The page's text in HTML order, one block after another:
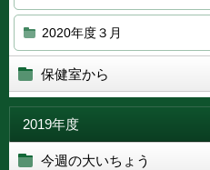
2020年度３月
保健室から
2019年度
今週の大いちょう